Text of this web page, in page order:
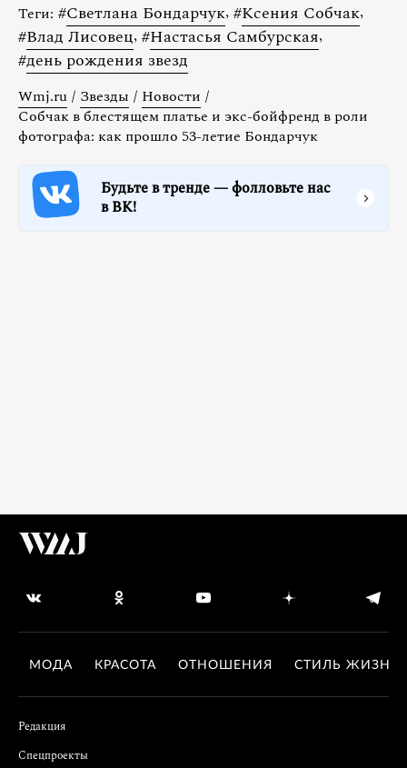
Теги: #Светлана Бондарчук, #Ксения Собчак,
#Влад Лисовец, #Настасья Самбурская,
#день рождения звезд
Wmj.ru / Звезды / Новости /
Собчак в блестящем платье и экс-бойфренд в роли
фотографа: как прошло 53-летие Бондарчук
Будьте в тренде — фолловьте нас
в ВК!
МОДА КРАСОТА ОТНОШЕНИЯ СТИЛЬ ЖИЗНИ
Редакция
Спецпроекты